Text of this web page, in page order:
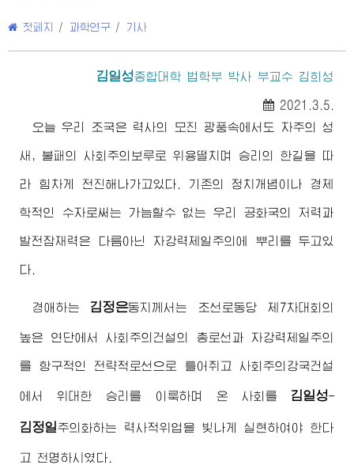
첫페지 / 과학연구 / 기사
김일성종합대학 법학부 박사 부교수 김희성
2021.3.5.
오늘 우리 조국은 력사의 모진 광풍속에서도 자주의 성
새, 불패의 사회주의보루로 위용떨치며 승리의 한길을 따
라 힘차게 전진해나가고있다. 기존의 정치개념이나 경제
학적인 수자로써는 가늠할수 없는 우리 공화국의 저력과
발전잠재력은 다름아닌 자강력제일주의에 뿌리를 두고있
다.
경애하는 김정은동지 께서는 조선로동당 제7차대회의
높은 연단에서 사회주의건설의 총로선과 자강력제일주의
를 항구적인 전략적로선으로 틀어쥐고 사회주의강국건설
에서위대한 승리를 이룩하며 온 사회를 김일성-
김정일주의화하는 력사적위업을 빛나게 실현하여야 한다
고 천명하시였다.